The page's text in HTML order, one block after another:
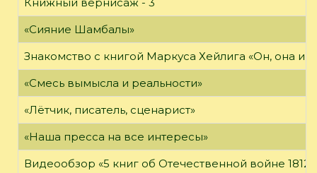
Книжный вернисаж - 3
«Сияние Шамбалы»
Знакомство с книгой Маркуса Хейлига «Он, она и
«Смесь вымысла и реальности»
«Лётчик, писатель, сценарист»
«Наша пресса на все интересы»
Видеообзор «5 книг об Отечественной войне 1812